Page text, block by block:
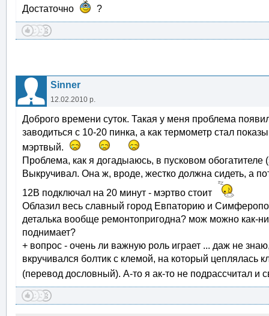
Достаточно
?
Sinner
12.02.2010 р.
Доброго времени суток. Такая у меня проблема
заводиться с 10-20 пинка, а как термометр стал
мэртвый.
Проблема, как я догадыаюсь, в пусковом обогатителе
Выкручивал. Она ж, вроде, жестко должна сидеть, а
12В подключал на 20 минут - мэртво стоит
Облазил весь славный город Евпаторию и
деталька вообще ремонтопригодна? мож можно как-
поднимает?
+ вопрос - очень ли важную роль играет ... даж не
вкручивался болтик с клемой, на который цеплялась
(перевод дословный). А-то я ак-то не подрассчитал и